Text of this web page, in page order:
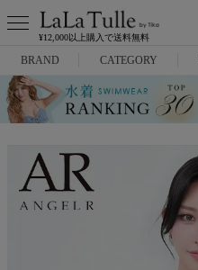
¥12,000以上購入で送料無料
BRAND
Anella
ROBE de FLEURS
CATEGORY
ミニドレス
ロングドレス